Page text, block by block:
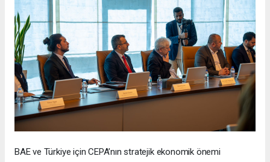
BAE ve Türkiye için CEPA’nın stratejik ekonomik önemi